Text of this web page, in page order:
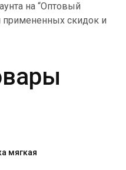
на “Оптовый
примененных скидок и
мягкая